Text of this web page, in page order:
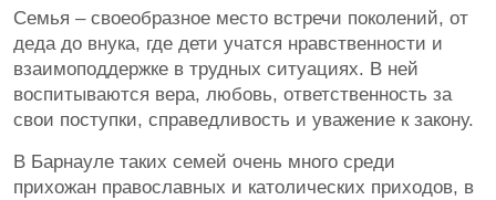
Семья – своеобразное место встречи поколений, от
деда до внука, где дети учатся нравственности и
взаимоподдержке в трудных ситуациях. В ней
воспитываются вера, любовь, ответственность за
свои поступки, справедливость и уважение к закону.
В Барнауле таких семей очень много среди
прихожан православных и католических приходов, в